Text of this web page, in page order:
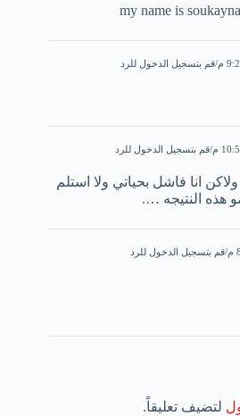
my name is
قم بتسجيل الدخول للرد
قم بتسجيل الدخول للرد
انا فاشل بحياتي ولا استلم
هذه النتيجه ….
قم بتسجيل الدخول للرد
لتضيف تعليقاً.